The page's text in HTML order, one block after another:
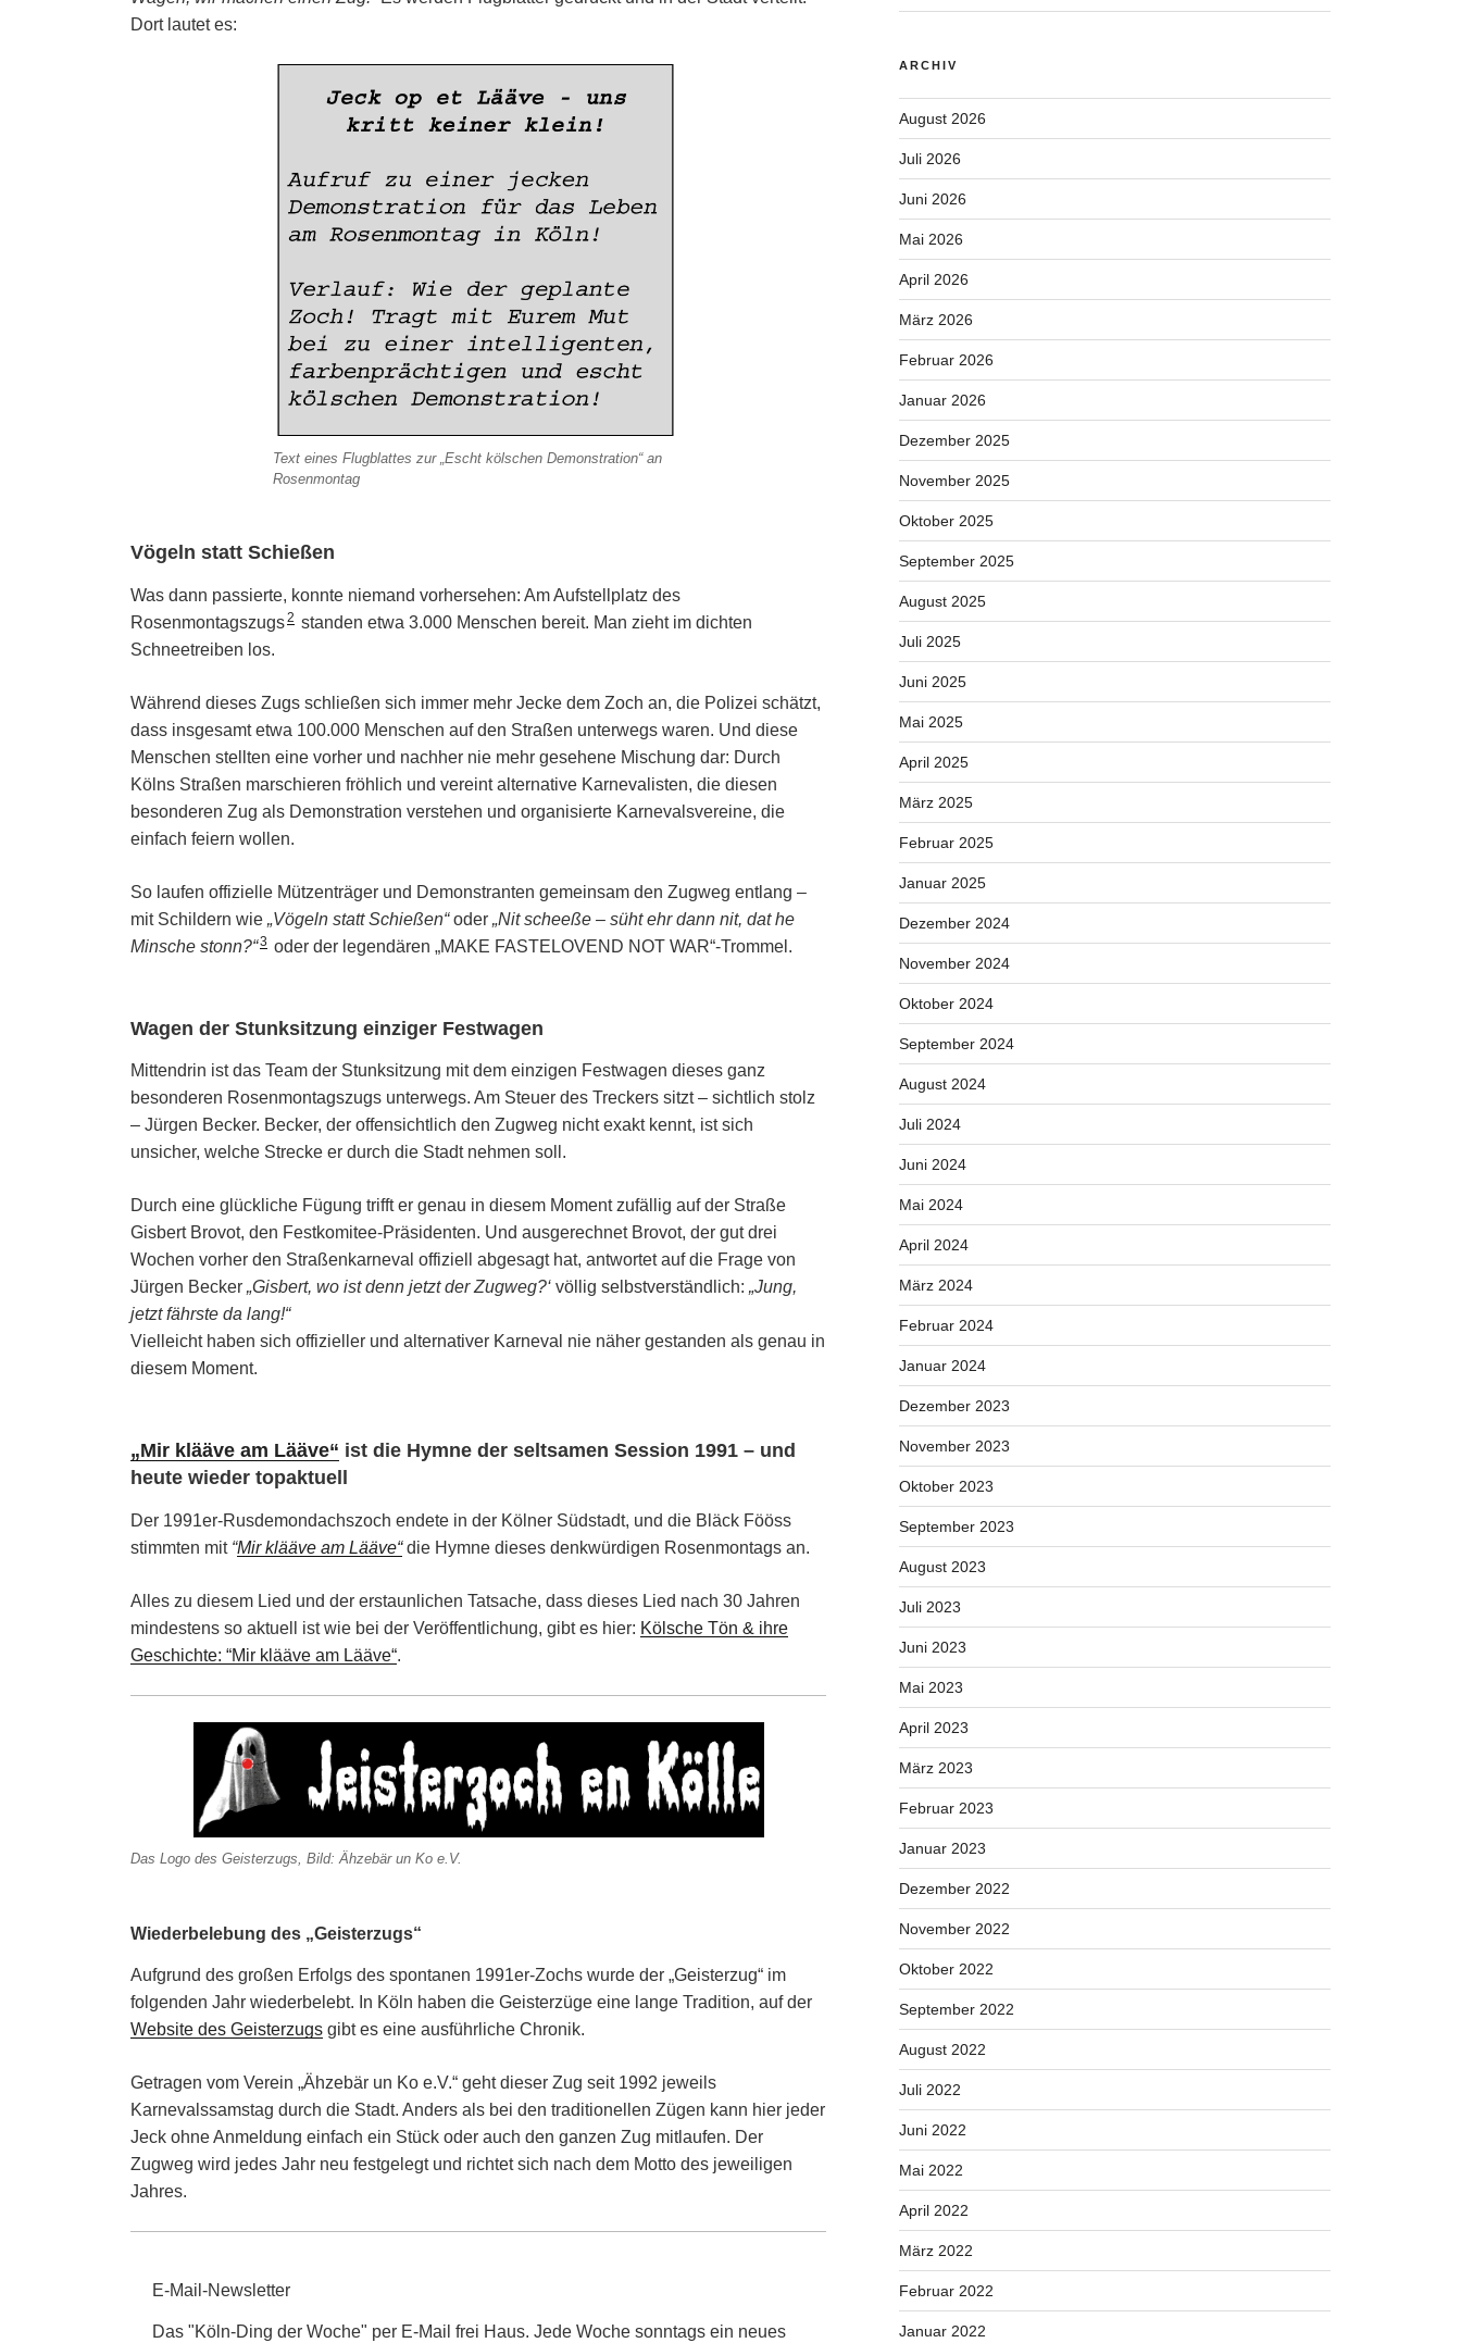
Dort lautet es:
Text eines Flugblattes zur „Escht kölschen Demonstration“ an
Rosenmontag
Vögeln statt Schießen
Was dann passierte, konnte niemand vorhersehen: Am Aufstellplatz des
Rosenmontagszugs2 standen etwa 3.000 Menschen bereit. Man zieht im dichten
Schneetreiben los.
Während dieses Zugs schließen sich immer mehr Jecke dem Zoch an, die Polizei schätzt,
dass insgesamt etwa 100.000 Menschen auf den Straßen unterwegs waren. Und diese
Menschen stellten eine vorher und nachher nie mehr gesehene Mischung dar: Durch
Kölns Straßen marschieren fröhlich und vereint alternative Karnevalisten, die diesen
besonderen Zug als Demonstration verstehen und organisierte Karnevalsvereine, die
einfach feiern wollen.
So laufen offizielle Mützenträger und Demonstranten gemeinsam den Zugweg entlang –
mit Schildern wie „Vögeln statt Schießen“oder „Nit scheeße – süht ehr dann nit, dat he
Minsche stonn?“3 oder der legendären „MAKE FASTELOVEND NOT WAR“-Trommel.
Wagen der Stunksitzung einziger Festwagen
Mittendrin ist das Team der Stunksitzung mit dem einzigen Festwagen dieses ganz
besonderen Rosenmontagszugs unterwegs. Am Steuer des Treckers sitzt – sichtlich stolz
– Jürgen Becker. Becker, der offensichtlich den Zugweg nicht exakt kennt, ist sich
unsicher, welche Strecke er durch die Stadt nehmen soll.
Durch eine glückliche Fügung trifft er genau in diesem Moment zufällig auf der Straße
Gisbert Brovot, den Festkomitee-Präsidenten. Und ausgerechnet Brovot, der gut drei
Wochen vorher den Straßenkarneval offiziell abgesagt hat, antwortet auf die Frage von
Jürgen Becker „Gisbert, wo ist denn jetzt der Zugweg?‘ völlig selbstverständlich: „Jung,
jetzt fährste da lang!“
Vielleicht haben sich offizieller und alternativer Karneval nie näher gestanden als genau in
diesem Moment.
„Mir klääve am Lääve“ ist die Hymne der seltsamen Session 1991 – und
heute wieder topaktuell
Der 1991er-Rusdemondachszoch endete in der Kölner Südstadt, und die Bläck Fööss
stimmten mit“Mir klääve am Lääve“die Hymne dieses denkwürdigen Rosenmontags an.
Alles zu diesem Lied und der erstaunlichen Tatsache, dass dieses Lied nach 30 Jahren
mindestens so aktuell ist wie bei der Veröffentlichung, gibt es hier: Kölsche Tön & ihre
Geschichte: “Mir klääve am Lääve“.
Das Logo des Geisterzugs, Bild: Ähzebär un Ko e.V.
Wiederbelebung des „Geisterzugs“
Aufgrund des großen Erfolgs des spontanen 1991er-Zochs wurde der „Geisterzug“ im
folgenden Jahr wiederbelebt. In Köln haben die Geisterzüge eine lange Tradition, auf der
Website des Geisterzugs gibt es eine ausführliche Chronik.
Getragen vom Verein „Ähzebär un Ko e.V.“ geht dieser Zug seit 1992 jeweils
Karnevalssamstag durch die Stadt. Anders als bei den traditionellen Zügen kann hier jeder
Jeck ohne Anmeldung einfach ein Stück oder auch den ganzen Zug mitlaufen. Der
Zugweg wird jedes Jahr neu festgelegt und richtet sich nach dem Motto des jeweiligen
Jahres.
E-Mail-Newsletter
Das "Köln-Ding der Woche" per E-Mail frei Haus. Jede Woche sonntags ein neues
ARCHIV
August 2026
Juli 2026
Juni 2026
Mai 2026
April 2026
März 2026
Februar 2026
Januar 2026
Dezember 2025
November 2025
Oktober 2025
September 2025
August 2025
Juli 2025
Juni 2025
Mai 2025
April 2025
März 2025
Februar 2025
Januar 2025
Dezember 2024
November 2024
Oktober 2024
September 2024
August 2024
Juli 2024
Juni 2024
Mai 2024
April 2024
März 2024
Februar 2024
Januar 2024
Dezember 2023
November 2023
Oktober 2023
September 2023
August 2023
Juli 2023
Juni 2023
Mai 2023
April 2023
März 2023
Februar 2023
Januar 2023
Dezember 2022
November 2022
Oktober 2022
September 2022
August 2022
Juli 2022
Juni 2022
Mai 2022
April 2022
März 2022
Februar 2022
Januar 2022